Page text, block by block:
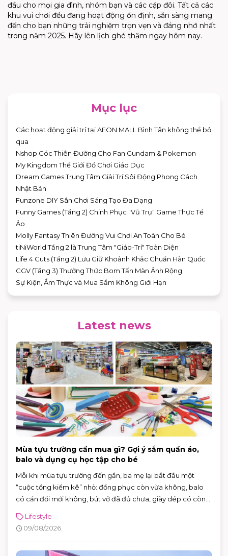
đầu cho mọi gia đình, nhóm bạn và các cặp đôi. Tất cả các
khu vui chơi đều đang hoạt động ổn định, sẵn sàng mang
đến cho bạn những trải nghiệm trọn vẹn và đáng nhớ nhất
trong năm 2025. Hãy lên lịch ghé thăm ngay hôm nay.
Mục lục
Các hoạt động giải trí tại AEON MALL Bình Tân không thể bỏ
qua
Nshop Góc Thiên Đường Cho Fan Gundam & Pokemon
My Kingdom Thế Giới Đồ Chơi Giáo Dục
Dream Games Trung Tâm Giải Trí Sôi Động Phong Cách
Nhật Bản
Funzone DIY Sân Chơi Sáng Tạo Đa Dạng
Funny Games (Tầng 2) Chinh Phục "Vũ Trụ" Game Thực Tế
Ảo
Molly Fantasy Thiên Đường Vui Chơi An Toàn Cho Bé
tiNiWorld Tầng 2 là Trung Tâm "Giáo-Trí" Toàn Diện
Life 4 Cuts (Tầng 2) Lưu Giữ Khoảnh Khắc Chuẩn Hàn Quốc
CGV (Tầng 3) Thưởng Thức Bom Tấn Màn Ảnh Rộng
Sự Kiện, Ẩm Thực và Mua Sắm Không Giới Hạn
Latest news
Mùa tựu trường cần mua gì? Gợi ý sắm quần áo,
balo và dụng cụ học tập cho bé
Mỗi khi mùa tựu trường đến gần, ba mẹ lại bắt đầu một
“cuộc tổng kiểm kê” nhỏ: đồng phục còn vừa không, balo
có cần đổi mới không, bút vở đã đủ chưa, giày dép có còn
nhưng nếu để sát ngày khai giảng mới chuẩn bị, việc mua
sắm rất dễ trở nên vội vàng, thiếu món này, dư món kia.
Lifestyle
09/08/2026